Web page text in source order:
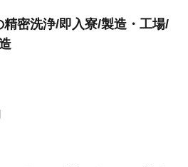
精密洗浄/即入寮/製造・工場/